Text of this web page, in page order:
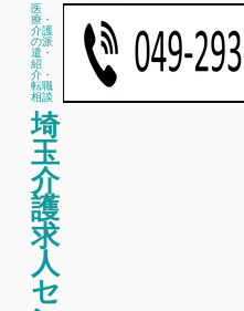
医
療・
介護
の派
遣・
紹
介・
転職
相談
埼
玉
介
護
求
人
セ